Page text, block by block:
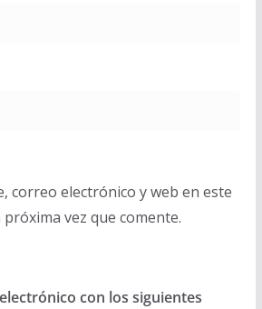
correo electrónico y web en este
vez que comente.
con los siguientes